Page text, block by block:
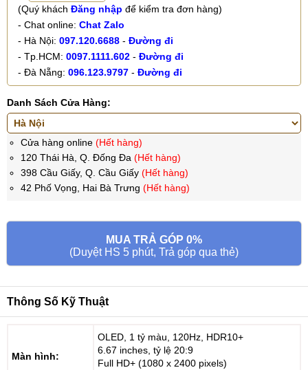
(Quý khách Đăng nhập để kiểm tra đơn hàng)
- Chat online: Chat Zalo
- Hà Nội: 097.120.6688 - Đường đi
- Tp.HCM: 0097.1111.602 - Đường đi
- Đà Nẵng: 096.123.9797 - Đường đi
Danh Sách Cửa Hàng:
Cửa hàng online (Hết hàng)
120 Thái Hà, Q. Đống Đa (Hết hàng)
398 Cầu Giấy, Q. Cầu Giấy (Hết hàng)
42 Phố Vọng, Hai Bà Trưng (Hết hàng)
MUA TRẢ GÓP 0%
(Duyệt HS 5 phút, Trả góp qua thẻ)
Thông Số Kỹ Thuật
Màn hình:
OLED, 1 tỷ màu, 120Hz, HDR10+
6.67 inches, tỷ lệ 20:9
Full HD+ (1080 x 2400 pixels)